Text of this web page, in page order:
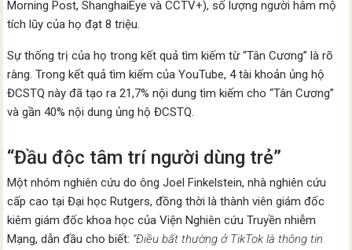
Morning Post, ShanghaiEye và CCTV+), số lượng người hâm mộ
tích lũy của họ đạt 8 triệu.
Sự thống trị của họ trong kết quả tìm kiếm từ “Tân Cương” là rõ
ràng. Trong kết quả tìm kiếm của YouTube, 4 tài khoản ủng hộ
ĐCSTQ này đã tạo ra 21,7% nội dung tìm kiếm cho “Tân Cương”
và gần 40% nội dung ủng hộ ĐCSTQ.
“Đầu độc tâm trí người dùng trẻ”
Một nhóm nghiên cứu do ông Joel Finkelstein, nhà nghiên cứu
cấp cao tại Đại học Rutgers, đồng thời là thành viên giám đốc
kiêm giám đốc khoa học của Viện Nghiên cứu Truyền nhiễm
Mạng, dẫn đầu cho biết: “Điều bất thường ở TikTok là thông tin